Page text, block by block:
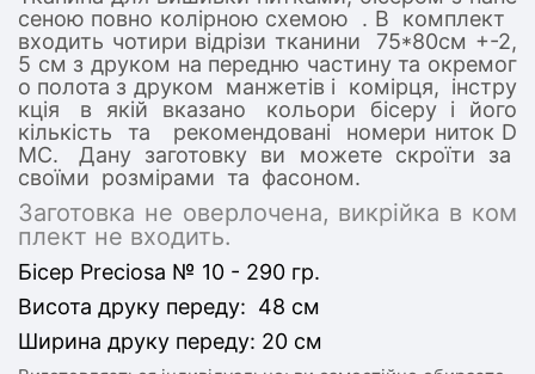
сеною повно колірною схемою . В комплект
входить чотири відрізи тканини 75*80см +-2,
5 см з друком на передню частину та окремог
о полота з друком манжетів і комірця, інстру
кція в якій вказано кольори бісеру і його
кількість та рекомендовані номери ниток D
MC. Дану заготовку ви можете скроїти за
своїми розмірами та фасоном.
Заготовка не оверлочена, викрійка в ком
плект не входить.
Бісер Preciosa № 10 - 290 гр.
Висота друку переду: 48 см
Ширина друку переду: 20 см